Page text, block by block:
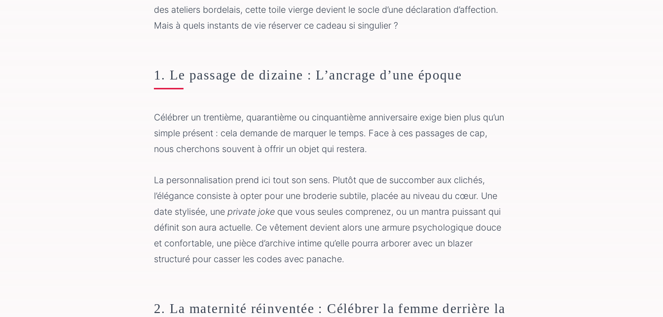
des ateliers bordelais, cette toile vierge devient le socle d’une déclaration d’affection.
Mais à quels instants de vie réserver ce cadeau si singulier ?
1. Le passage de dizaine : L’ancrage d’une époque
Célébrer un trentième, quarantième ou cinquantième anniversaire exige bien plus qu’un
simple présent : cela demande de marquer le temps. Face à ces passages de cap,
nous cherchons souvent à offrir un objet qui restera.
La personnalisation prend ici tout son sens. Plutôt que de succomber aux clichés,
l’élégance consiste à opter pour une broderie subtile, placée au niveau du cœur. Une
date stylisée, une private joke que vous seules comprenez, ou un mantra puissant qui
définit son aura actuelle. Ce vêtement devient alors une armure psychologique douce
et confortable, une pièce d’archive intime qu’elle pourra arborer avec un blazer
structuré pour casser les codes avec panache.
2. La maternité réinventée : Célébrer la femme derrière la